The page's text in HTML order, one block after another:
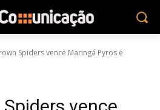
Spiders vence Maringá Pyros e